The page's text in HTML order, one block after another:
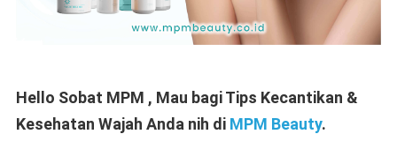
Hello Sobat MPM , Mau bagi Tips Kecantikan &
Kesehatan Wajah Anda nih di MPM Beauty.